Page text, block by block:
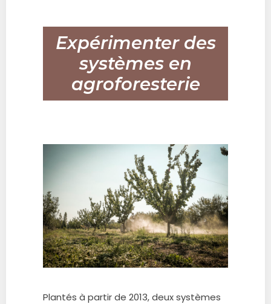
Expérimenter des
systèmes en
agroforesterie
Plantés à partir de 2013, deux systèmes